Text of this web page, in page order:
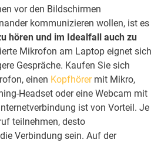
vor den Bildschirmen
kommunizieren wollen, ist es
hören und im Idealfall auch zu
Mikrofon am Laptop eignet sich
Gespräche. Kaufen Sie sich
einen Kopfhörermit Mikro,
Headset oder eine Webcam mit
ist von Vorteil. Je
teilnehmen, desto
Verbindung sein. Auf der